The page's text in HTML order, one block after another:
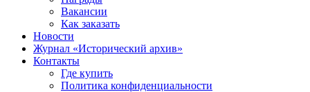
Вакансии
Как заказать
Новости
Журнал «Исторический архив»‎
Контакты
Где купить
Политика конфиденциальности